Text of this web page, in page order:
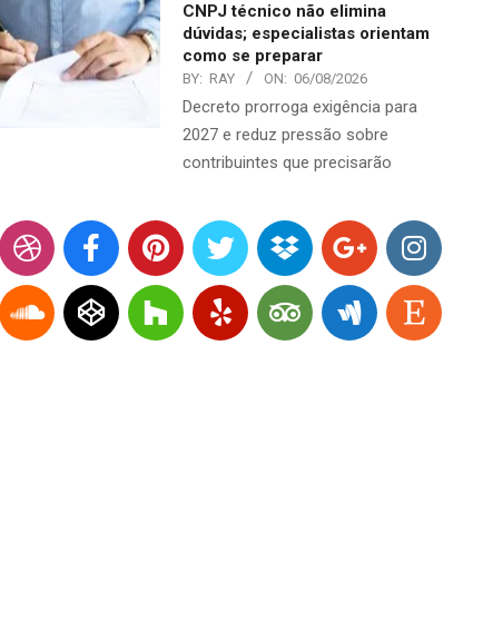
CNPJ técnico não elimina
dúvidas; especialistas orientam
como se preparar
BY: RAY ON: 06/08/2026
Decreto prorroga exigência para
2027 e reduz pressão sobre
contribuintes que precisarão